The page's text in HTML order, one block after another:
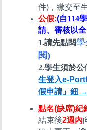
件)，繳交至
公假:(自114
請、審核以
1.請先點閱學
閱)
2.學生須於公
生登入e-
假申請」鈕 →
點名(缺席)紀
結束後2週內